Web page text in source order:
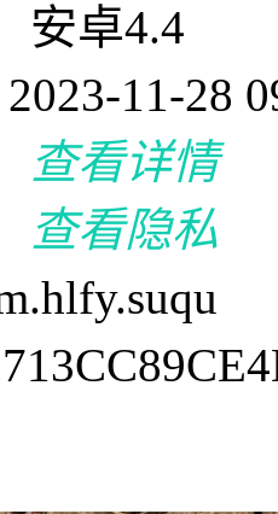
安卓4.4
11-28
查看详情
查看隐私